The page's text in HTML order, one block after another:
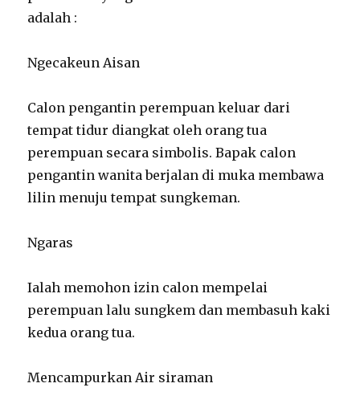
adalah :
Ngecakeun Aisan
Calon pengantin perempuan keluar dari
tempat tidur diangkat oleh orang tua
perempuan secara simbolis. Bapak calon
pengantin wanita berjalan di muka membawa
lilin menuju tempat sungkeman.
Ngaras
Ialah memohon izin calon mempelai
perempuan lalu sungkem dan membasuh kaki
kedua orang tua.
Mencampurkan Air siraman